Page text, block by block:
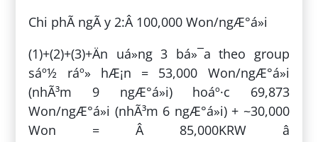
Chi phÃ­ ngÃ y 2:Â 100,000 Won/ngÆ°á»i
(1)+(2)+(3)+Än uá»ng 3 bá»¯a theo group
sáº½ ráº» hÆ¡n = 53,000 Won/ngÆ°á»i
(nhÃ³m 9 ngÆ°á»i) hoáº·c 69,873
Won/ngÆ°á»i (nhÃ³m 6 ngÆ°á»i) + ~30,000
Won = Â 85,000KRW â